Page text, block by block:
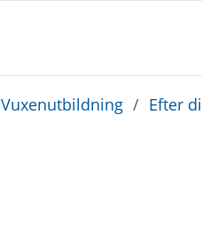
Vuxenutbildning / Efter